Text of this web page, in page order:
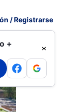
/ Registrarse
+